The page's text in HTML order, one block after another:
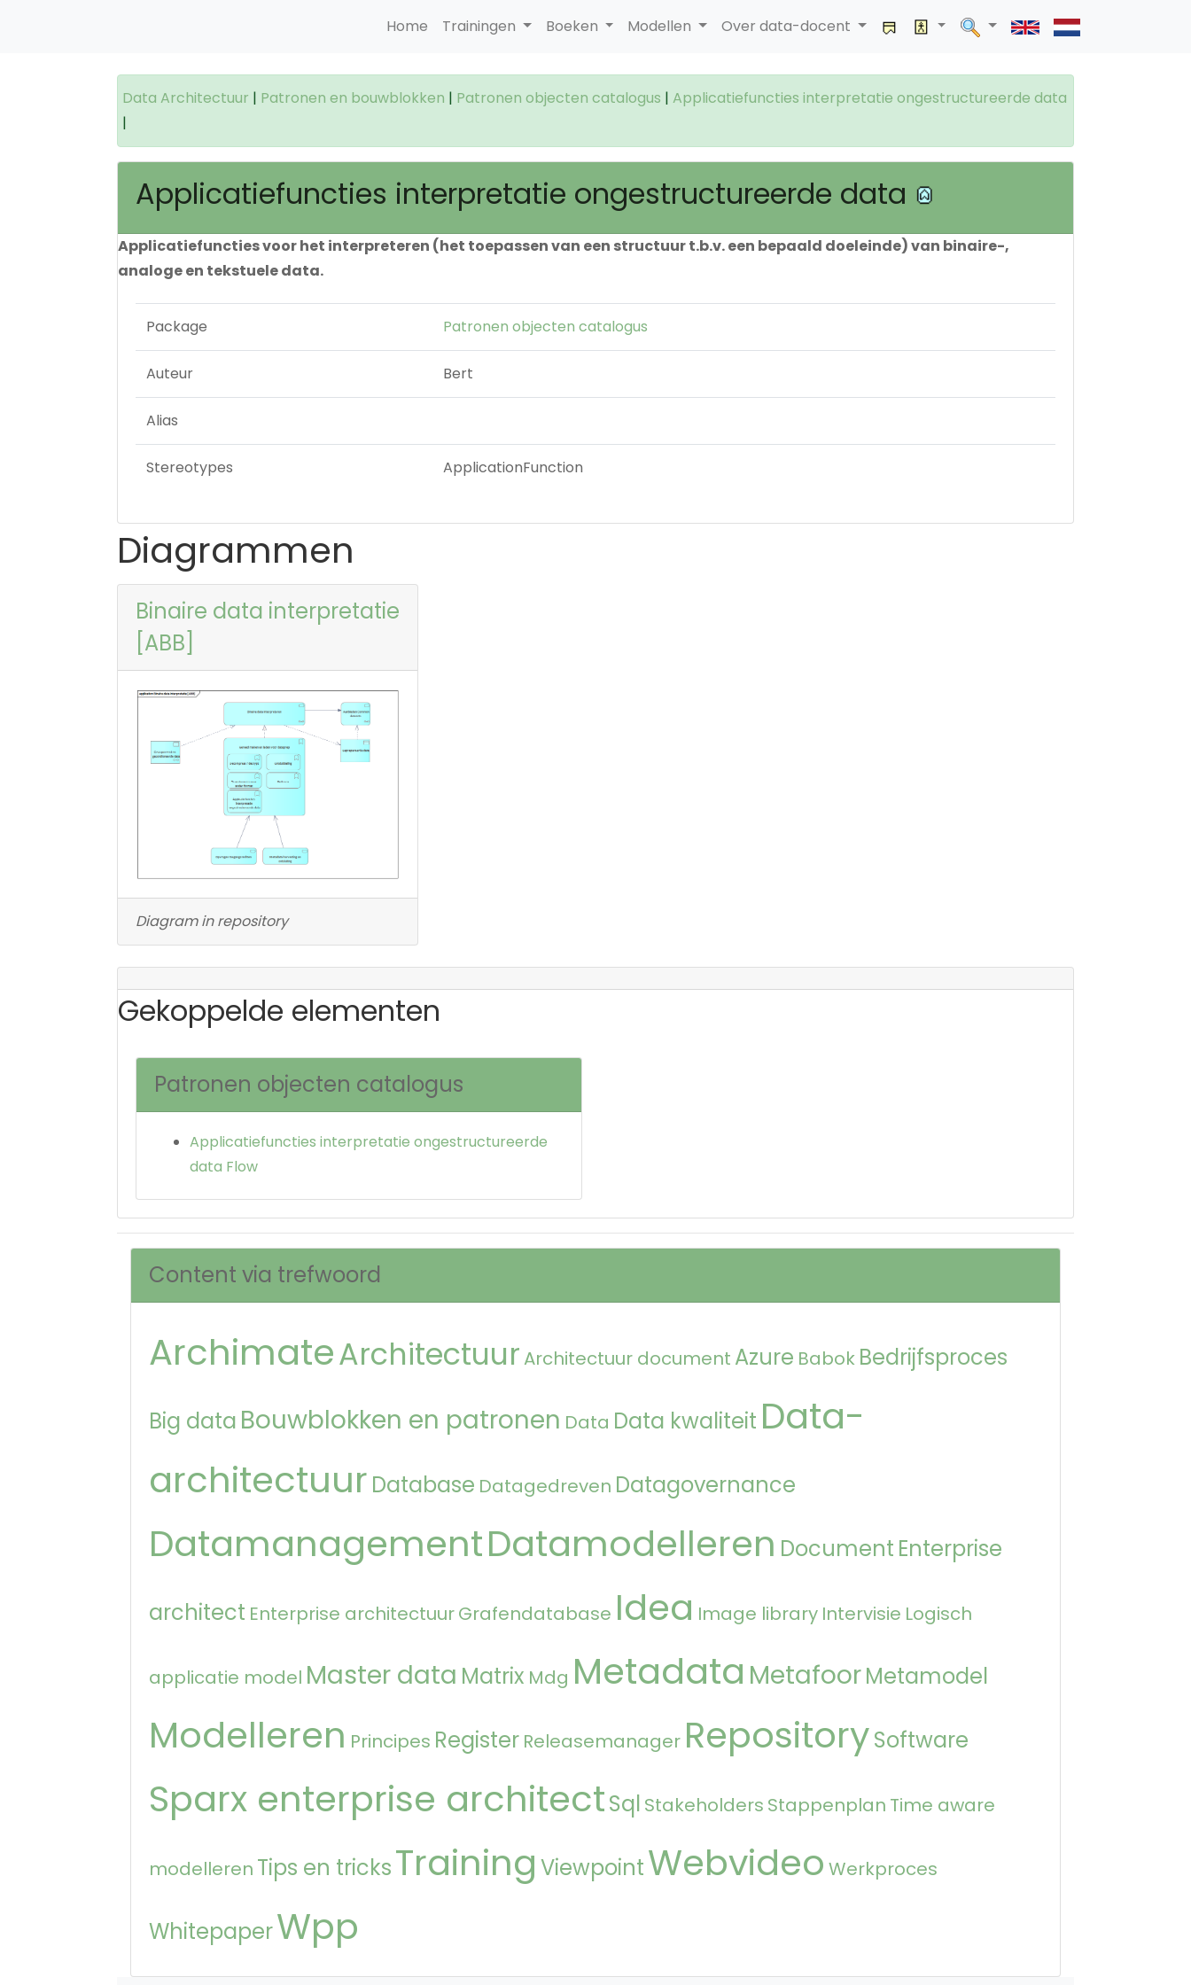
Home Trainingen Boeken Modellen Over data-docent
Data Architectuur | Patronen en bouwblokken | Patronen objecten catalogus | Applicatiefuncties interpretatie ongestructureerde data
|
Applicatiefuncties interpretatie ongestructureerde data
Applicatiefuncties voor het interpreteren (het toepassen van een structuur t.b.v. een bepaald doeleinde) van binaire-,
analoge en tekstuele data.
Package Patronen objecten catalogus
Auteur Bert
Alias
Stereotypes ApplicationFunction
Diagrammen
Binaire data interpretatie
[ABB]
Diagram in repository
Gekoppelde elementen
Patronen objecten catalogus
Applicatiefuncties interpretatie ongestructureerde
data Flow
Content via trefwoord
ArchimateArchitectuur Architectuur document Azure Babok Bedrijfsproces
Big data Bouwblokken en patronen Data Data kwaliteit Data-
architectuur Database Datagedreven Datagovernance
DatamanagementDatamodelleren Document Enterprise
architect Enterprise architectuurGrafendatabase Idea Image library Intervisie Logisch
applicatie model Master data Matrix Mdg Metadata MetafoorMetamodel
Modelleren Principes Register Releasemanager RepositorySoftware
Sparx enterprise architectSql Stakeholders Stappenplan Time aware
modelleren Tips en tricksTraining ViewpointWebvideo Werkproces
WhitepaperWpp